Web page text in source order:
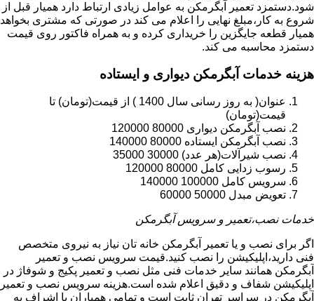
شود.دستمزد تعمیر آبگرمکن به عوامل زیادی ارتباط دارد همیار قبل از
شروع به کار،مبلغ نهایی را اعلام می کند در صورتی که مشتری بخواهد
همیار قطعه جایگزین را خریداری کرده و به همراه فاکتور روی قیمت
دستمزد محاسبه می کند.
هزینه خدمات آبگرمکن دیواری و ایستاده
عنوان( به روز رسانی سال 1400 ) از قیمت(تومان) تا
قیمت(تومان)
نصب آبگرمکن دیواری 80000 120000
نصب آبگرمکن ایستاده 80000 140000
نصب شیرآلات(هر عدد) 30000 35000
رسوب زدایی کامل 80000 120000
سرویس کامل 100000 140000
تعویض مبدل 50000 60000
خدمات نصب،تعمیر و سرویس آبگرمکن
اگر برای نصب و یا تعمیر آبگرمکن خانه تان نیاز به نیروی متخصص
فنی دارید،اپلیکیشن را نصب کنید.قیمت سرویس نصب و تعمیر
آبگرمکن همانند سایر خدمات فنی مثل نصب و تعمیر پکیج و شوفاژ در
اپلیکیشن شفاف و دقیق اعلام شده است.هزینه سرویس نصب و تعمیر
آبگرمکن در سراسر تهران ثابت است و تمامی همیاران با اشراف به